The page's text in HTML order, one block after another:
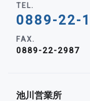
TEL.
0889-22-
FAX.
0889-22-2987
池川営業所